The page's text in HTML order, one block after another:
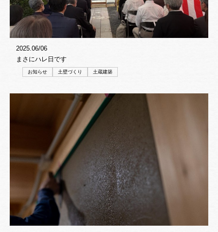
2025.06/06
まさにハレ日です
お知らせ 土壁づくり 土蔵建築